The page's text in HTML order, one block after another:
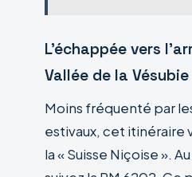
L’échappée vers
Vallée de la Vésubie
Moins fréquenté par
estivaux, cet itinéraire
la « Suisse Niçoise ».